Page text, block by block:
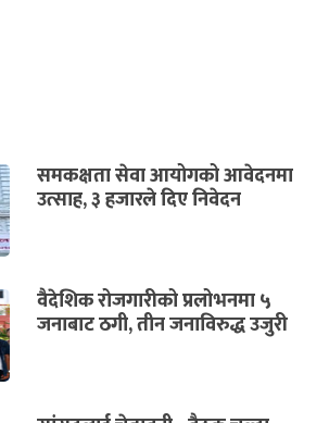
समकक्षता सेवा आयोगको आवेदनमा
उत्साह, ३ हजारले दिए निवेदन
वैदेशिक रोजगारीको प्रलोभनमा ५
जनाबाट ठगी, तीन जनाविरुद्ध उजुरी